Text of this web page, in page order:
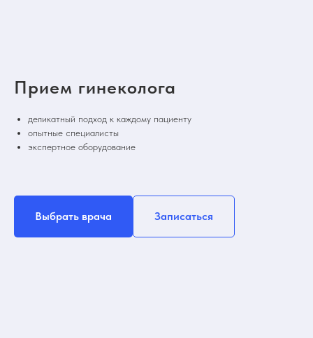
Прием гинеколога
деликатный подход к каждому пациенту
опытные специалисты
экспертное оборудование
Выбрать врача Записаться